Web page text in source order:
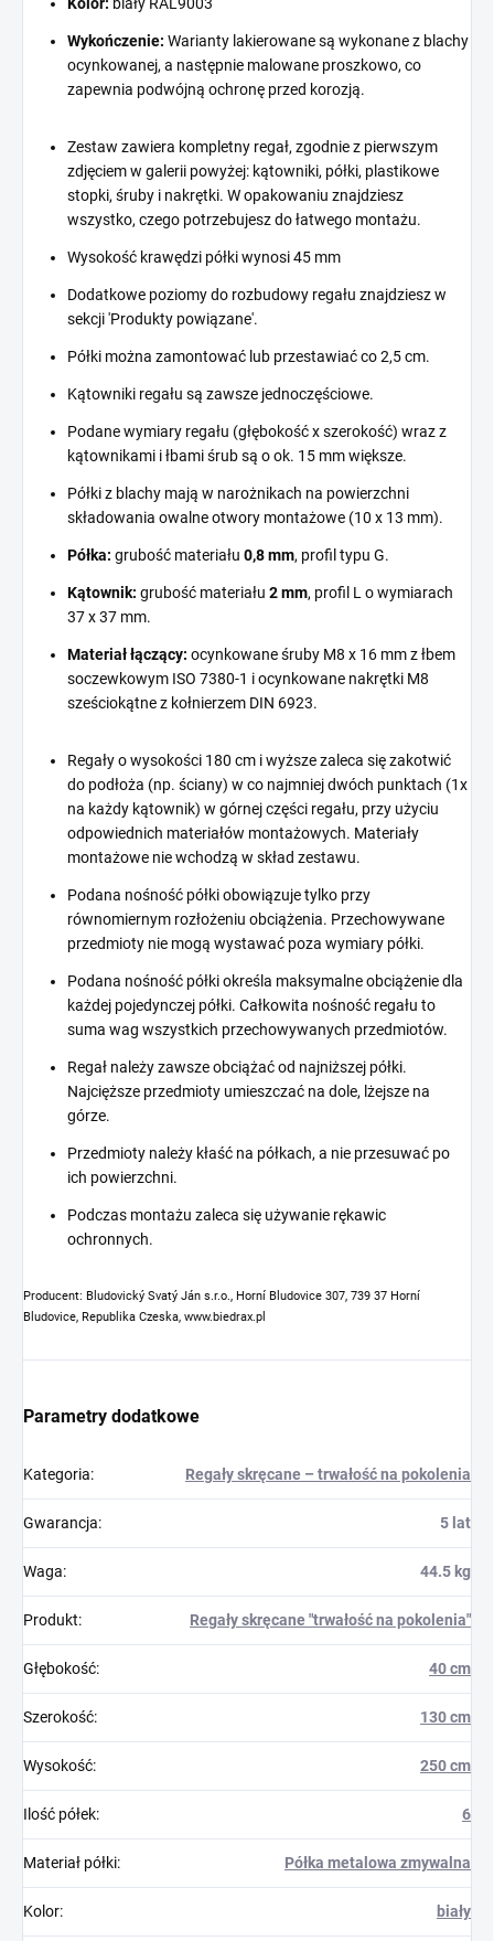
Wykończenie: Warianty lakierowane są wykonane z blachy
ocynkowanej, a następnie malowane proszkowo, co
zapewnia podwójną ochronę przed korozją.
Zestaw zawiera kompletny regał, zgodnie z pierwszym
zdjęciem w galerii powyżej: kątowniki, półki, plastikowe
stopki, śruby i nakrętki. W opakowaniu znajdziesz
wszystko, czego potrzebujesz do łatwego montażu.
Wysokość krawędzi półki wynosi 45 mm
Dodatkowe poziomy do rozbudowy regału znajdziesz w
sekcji 'Produkty powiązane'.
Półki można zamontować lub przestawiać co 2,5 cm.
Kątowniki regału są zawsze jednoczęściowe.
Podane wymiary regału (głębokość x szerokość) wraz z
kątownikami i łbami śrub są o ok. 15 mm większe.
Półki z blachy mają w narożnikach na powierzchni
składowania owalne otwory montażowe (10 x 13 mm).
Półka: grubość materiału 0,8 mm, profil typu G.
Kątownik: grubość materiału 2 mm, profil L o wymiarach
37 x 37 mm.
Materiał łączący: ocynkowane śruby M8 x 16 mm z łbem
soczewkowym ISO 7380-1 i ocynkowane nakrętki M8
sześciokątne z kołnierzem DIN 6923.
Regały o wysokości 180 cm i wyższe zaleca się zakotwić
do podłoża (np. ściany) w co najmniej dwóch punktach (1x
na każdy kątownik) w górnej części regału, przy użyciu
odpowiednich materiałów montażowych. Materiały
montażowe nie wchodzą w skład zestawu.
Podana nośność półki obowiązuje tylko przy
równomiernym rozłożeniu obciążenia. Przechowywane
przedmioty nie mogą wystawać poza wymiary półki.
Podana nośność półki określa maksymalne obciążenie dla
każdej pojedynczej półki. Całkowita nośność regału to
suma wag wszystkich przechowywanych przedmiotów.
Regał należy zawsze obciążać od najniższej półki.
Najcięższe przedmioty umieszczać na dole, lżejsze na
górze.
Przedmioty należy kłaść na półkach, a nie przesuwać po
ich powierzchni.
Podczas montażu zaleca się używanie rękawic
ochronnych.
Producent: Bludovický Svatý Ján s.r.o., Horní Bludovice 307, 739 37 Horní
Bludovice, Republika Czeska, www.biedrax.pl
Parametry dodatkowe
Kategoria: Regały skręcane – trwałość na pokolenia
Gwarancja: 5 lat
Waga: 44.5 kg
Produkt: Regały skręcane "trwałość na pokolenia"
Głębokość: 40 cm
Szerokość: 130 cm
Wysokość: 250 cm
Ilość półek: 6
Materiał półki: Półka metalowa zmywalna
Kolor: biały